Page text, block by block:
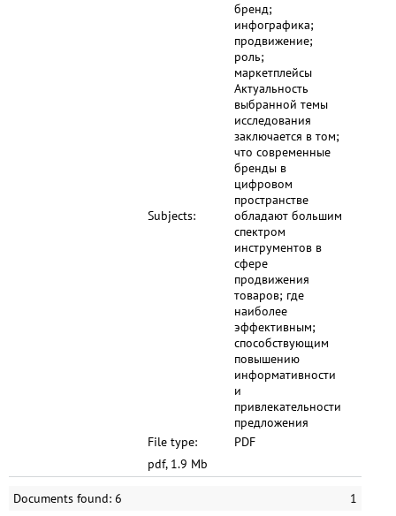
Subjects:
бренд;
инфографика;
продвижение;
роль;
маркетплейсы
Актуальность
выбранной темы
исследования
заключается в том;
что современные
бренды в
цифровом
пространстве
обладают большим
спектром
инструментов в
сфере
продвижения
товаров; где
наиболее
эффективным;
способствующим
повышению
информативности
и
привлекательности
предложения
File type:
PDF
pdf, 1.9 Mb
Documents found: 6 1